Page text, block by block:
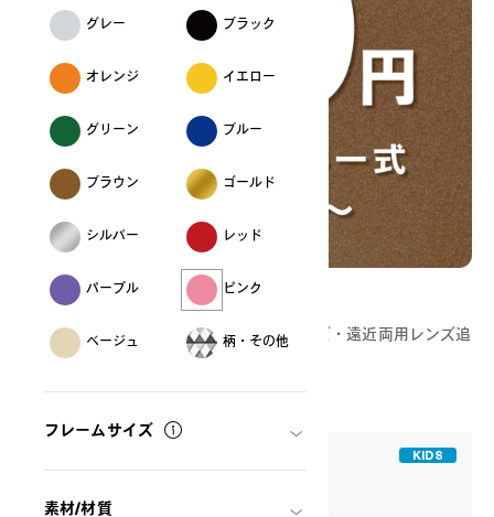
グレー ブラック
オレンジ イエロー
グリーン ブルー
ブラウン ゴールド
シルバー レッド
パープル ピンク
ベージュ 柄・その他
フレームサイズ
素材/材質
どんな度数でも追加料金0円
OWNDAYSなら、どんな度数でも薄型レンズ・遠近両用レンズ追
加料金0円！
KIDS